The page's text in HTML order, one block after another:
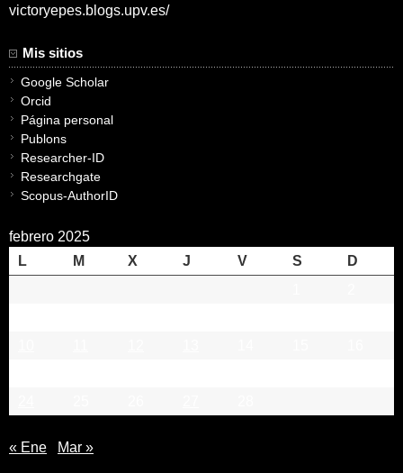
victoryepes.blogs.upv.es/
Mis sitios
Google Scholar
Orcid
Página personal
Publons
Researcher-ID
Researchgate
Scopus-AuthorID
febrero 2025
L
M X J V S
D
« Ene Mar »